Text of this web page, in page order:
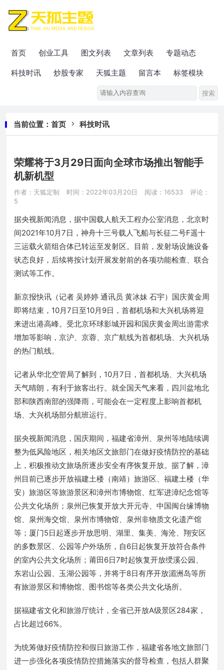
首页 创业工具 图文列表 文章列表 专题动态
科技时讯 炒股专家 天狐主题 留言本 标签模块
当前位置： 首页 科技时讯
荣耀将于3月29日面向全球市场推出智能手
机新机型
作者：天狐定制 时间：2022年03月20日 阅读：16533
评论：
5
据央视新闻消息，据中国载人航天工程办公室消息，北京时
间2021年10月7日，神舟十三号载人飞船与长征二号F遥十
三运载火箭组合体已转运至发射区。目前，发射场设施设备
状态良好，后续将按计划开展发射前的各项功能检查、联合
测试等工作。
新京报快讯（记者 吴婷婷 通讯员 黄冰妹 石宇）国庆黄金周
即将结束，10月7日至10月9日，首都机场和大兴机场将迎
来进出港高峰。受北京环球影城开园和国庆黄金周出游需求
增加等影响，京沪、京蓉、京广航线为首都机场、大兴机场
的热门航线。
记者从华北空管局了解到，10月7日，首都机场、大兴机场
天气晴朗，有利于旅客出行。就全国天气来看，四川盆地北
部和陕西南部的强降雨，可能会在一定程度上影响首都机
场、大兴机场部分航班运行。
据央视新闻消息，国庆期间，福建省漳州、泉州等地陆续调
整为低风险地区，相关地区文旅部门在做好疫情防控的基础
上，积极推动文旅场所逐步安全有序恢复开放。据了解，漳
州目前已逐步开放福建土楼（南靖）旅游区、福建土楼（华
安）旅游区等旅游景区和漳州市博物馆、红军进漳纪念馆等
公共文化场所；泉州已恢复开放大开元寺、中国闽台缘博物
馆、泉州海交馆、泉州市博物馆、泉州非物质文化遗产馆
等；厦门5日起逐步开放思明、湖里、集美、海沧、翔安区
的多数景区、公园等户外场所，自6日起恢复开放符合条件
的室内公共文化场所；莆田6日7时起恢复开放绶溪公园、
东岩山公园、玉湖公园等，并将于8日有序开放湄洲岛等所
有旅游景区和博物馆、图书馆等各类公共文化场所。
据福建省文化和旅游厅统计，全省已开放A级景区284家，
占比超过66%。
为统筹做好疫情防控和假日旅游工作，福建省各地文旅部门
进一步强化各项疫情防控措施落实的督导检查，包括人群聚